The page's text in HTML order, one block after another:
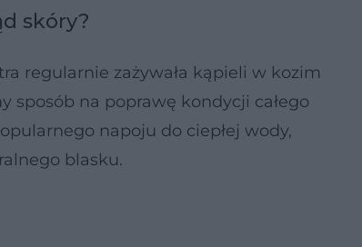
skóry?
regularnie zażywała kąpieli w kozim
sposób na poprawę kondycji całego
napoju do ciepłej wody,
blasku.